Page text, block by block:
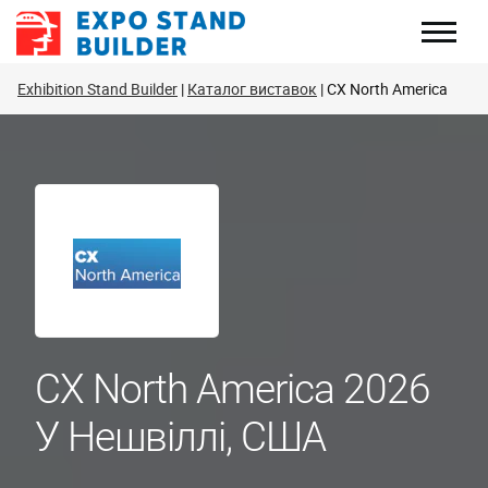
Перейти
Exhibition Stand Builder Каталог виставок CX North America
CX North America 2026
У Нешвіллі, США